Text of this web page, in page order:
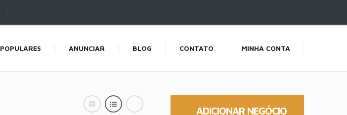
POPULARES ANUNCIAR BLOG CONTATO MINHA CONTA
ADICIONAR NEGÓCIO